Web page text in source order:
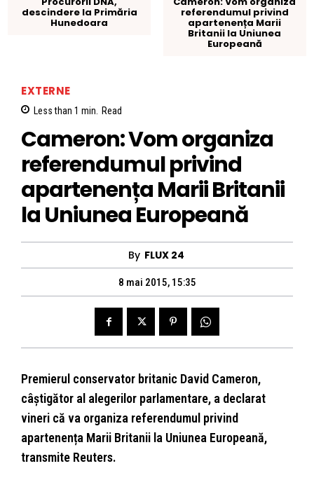
descindere la Primăria
Hunedoara
referendumul privind
apartenența Marii
Britanii la Uniunea
Europeană